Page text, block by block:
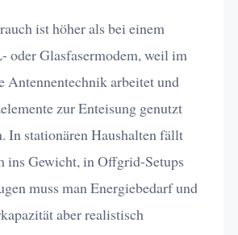
ist höher als bei einem
oder Glasfasermodem, weil im
Antennentechnik arbeitet und
zur Enteisung genutzt
In stationären Haushalten fällt
ins Gewicht, in Offgrid-Setups
muss man Energiebedarf und
aber realistisch